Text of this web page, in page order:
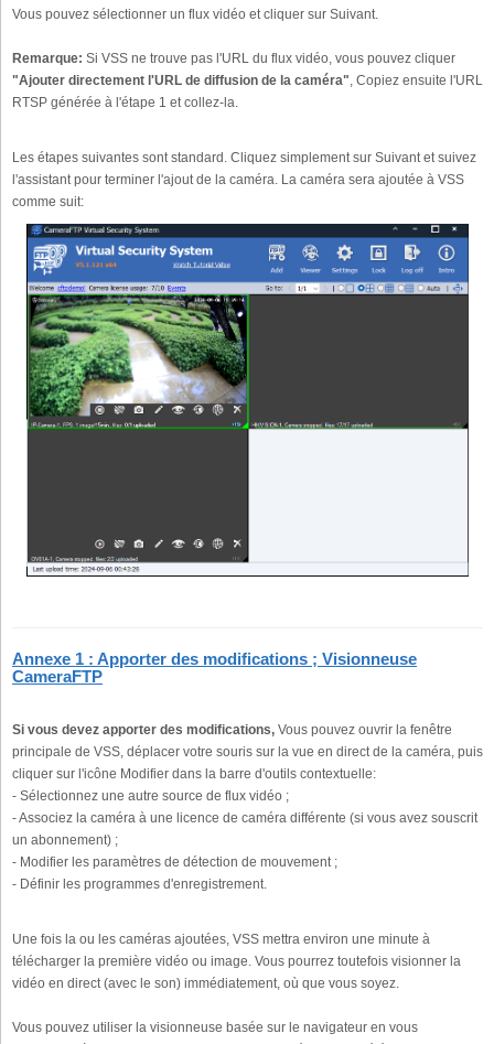
Vous pouvez sélectionner un flux vidéo et cliquer sur Suivant.
Remarque: Si VSS ne trouve pas l'URL du flux vidéo, vous pouvez cliquer
"Ajouter directement l'URL de diffusion de la caméra", Copiez ensuite l'URL
RTSP générée à l'étape 1 et collez-la.
Les étapes suivantes sont standard. Cliquez simplement sur Suivant et suivez
l'assistant pour terminer l'ajout de la caméra. La caméra sera ajoutée à VSS
comme suit:
Annexe 1 : Apporter des modifications ; Visionneuse
CameraFTP
Si vous devez apporter des modifications, Vous pouvez ouvrir la fenêtre
principale de VSS, déplacer votre souris sur la vue en direct de la caméra, puis
cliquer sur l'icône Modifier dans la barre d'outils contextuelle:
- Sélectionnez une autre source de flux vidéo ;
- Associez la caméra à une licence de caméra différente (si vous avez souscrit
un abonnement) ;
- Modifier les paramètres de détection de mouvement ;
- Définir les programmes d'enregistrement.
Une fois la ou les caméras ajoutées, VSS mettra environ une minute à
télécharger la première vidéo ou image. Vous pourrez toutefois visionner la
vidéo en direct (avec le son) immédiatement, où que vous soyez.
Vous pouvez utiliser la visionneuse basée sur le navigateur en vous